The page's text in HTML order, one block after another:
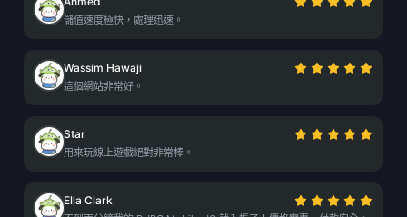
儲值速度極快，處理迅速。
Wassim Hawaji
這個網站非常好。
Star
用來玩線上遊戲絕對非常棒。
Ella Clark